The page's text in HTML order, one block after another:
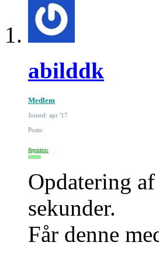
abilddk
Medlem
Joined: apr '17
Posts:
Reputation:
Opdatering
sekunder.
Får denne